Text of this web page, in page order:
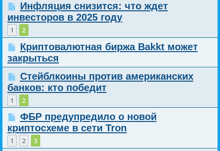
Инфляция снизится: что ждет
инвесторов в 2025 году
1 2
Криптовалютная биржа Bakkt может
закрыться
Стейблкоины против американских
банков: кто победит
1 2
ФБР предупредило о новой
криптосхеме в сети Tron
1 2 3